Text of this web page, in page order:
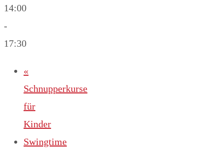
14:00
-
17:30
«
Schnupperkurse
für
Kinder
Swingtime